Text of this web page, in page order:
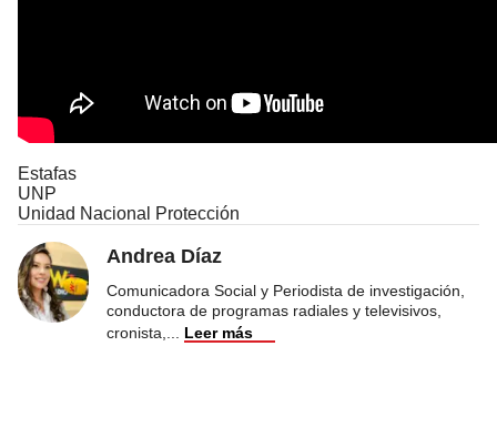
Estafas
UNP
Unidad Nacional Protección
Andrea Díaz
Comunicadora Social y Periodista de investigación,
conductora de programas radiales y televisivos,
cronista,
Leer más